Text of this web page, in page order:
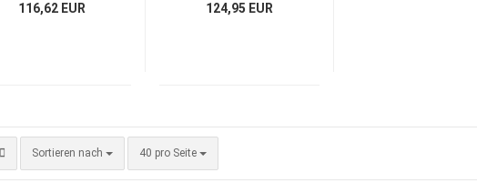
116,62 EUR 124,95 EUR
Sortieren nach 40 pro Seite